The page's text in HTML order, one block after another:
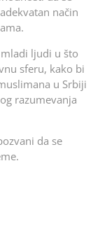
način
ljudi u što
sferu, kako bi
u Srbiji
razumevanja
da se